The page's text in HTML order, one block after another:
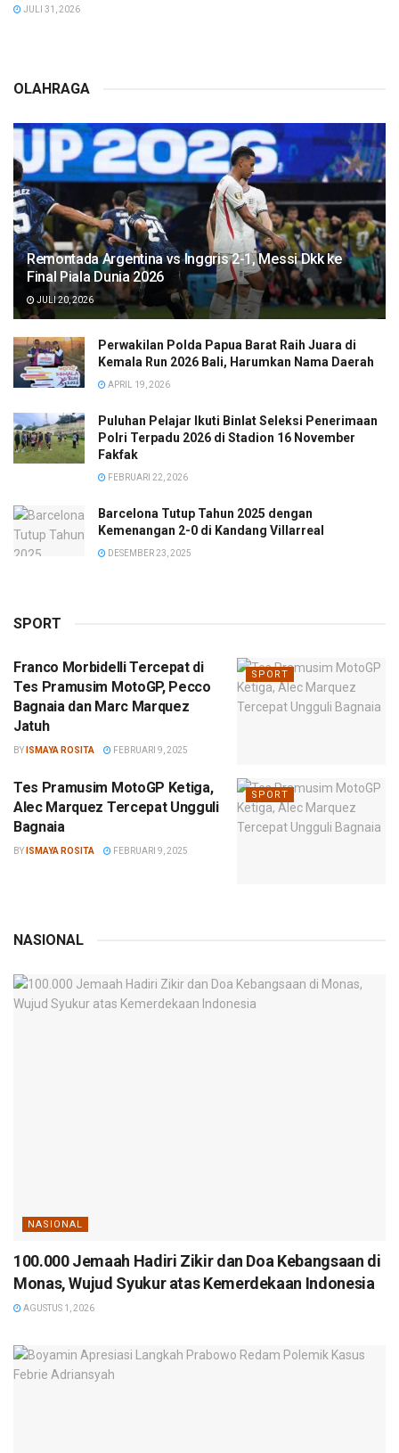
JULI 31, 2026
OLAHRAGA
Remontada Argentina vs Inggris 2-1, Messi Dkk ke
Final Piala Dunia 2026
JULI 20, 2026
Perwakilan Polda Papua Barat Raih Juara di
Kemala Run 2026 Bali, Harumkan Nama Daerah
APRIL 19, 2026
Puluhan Pelajar Ikuti Binlat Seleksi Penerimaan
Polri Terpadu 2026 di Stadion 16 November
Fakfak
FEBRUARI 22, 2026
Barcelona Tutup Tahun 2025 dengan
Kemenangan 2-0 di Kandang Villarreal
DESEMBER 23, 2025
SPORT
SPORT
Franco Morbidelli Tercepat di
Tes Pramusim MotoGP, Pecco
Bagnaia dan Marc Marquez
Jatuh
BY ISMAYA ROSITA FEBRUARI 9, 2025
SPORT
Tes Pramusim MotoGP Ketiga,
Alec Marquez Tercepat Ungguli
Bagnaia
BY ISMAYA ROSITA FEBRUARI 9, 2025
NASIONAL
NASIONAL
100.000 Jemaah Hadiri Zikir dan Doa Kebangsaan di
Monas, Wujud Syukur atas Kemerdekaan Indonesia
AGUSTUS 1, 2026